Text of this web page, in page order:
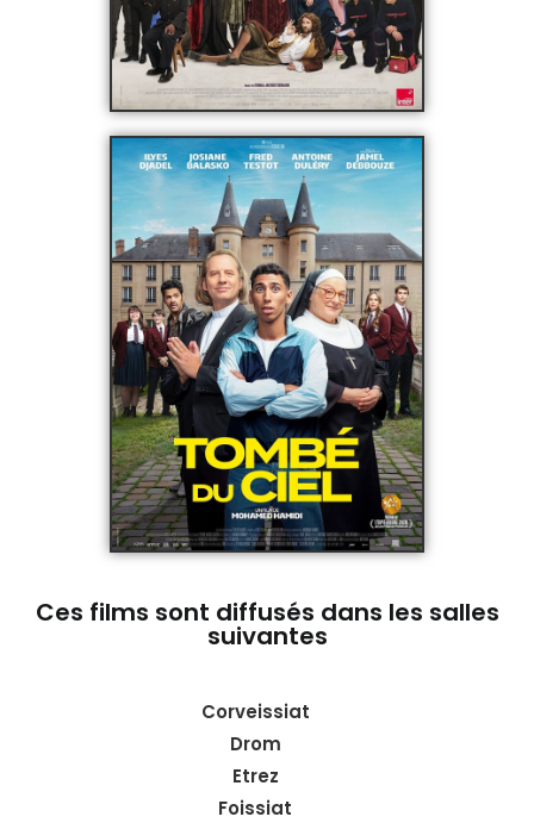
Ces films sont diffusés dans les salles
suivantes
Corveissiat
Drom
Etrez
Foissiat